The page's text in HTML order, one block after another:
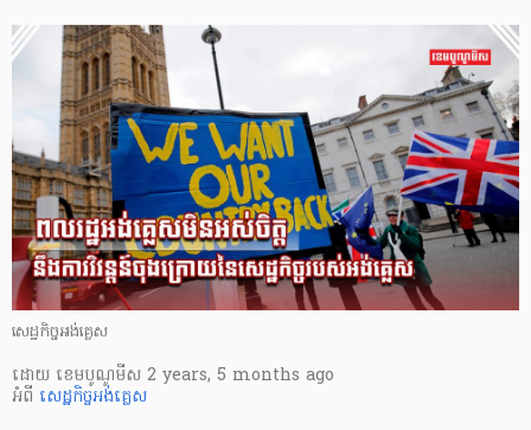
សេដ្ឋកិច្ចអង់គ្លេស
ដោយ ​ ខេមបូណូមីស 2 years, 5 months ago
អំពី សេដ្ឋកិច្ចអង់គ្លេស